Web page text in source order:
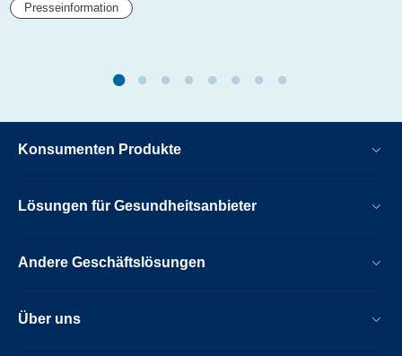
Presseinformation
Konsumenten Produkte
Lösungen für Gesundheitsanbieter
Andere Geschäftslösungen
Über uns